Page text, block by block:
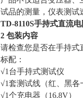
试品的测量，仪表测试
TD-8110S手持式直流
2 包装内容
请检查您是否在手持式
标配：
√1台手持式测试仪
√1套测试线（红、黑各
√1个充电器（16.8V）